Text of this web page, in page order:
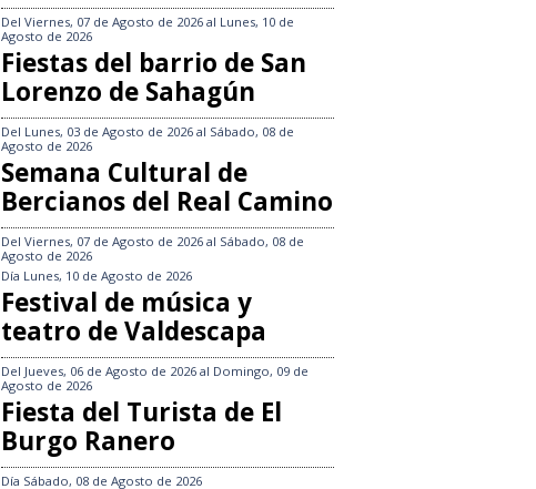
Del Viernes, 07 de Agosto de 2026 al Lunes, 10 de
Agosto de 2026
Fiestas del barrio de San
Lorenzo de Sahagún
Del Lunes, 03 de Agosto de 2026 al Sábado, 08 de
Agosto de 2026
Semana Cultural de
Bercianos del Real Camino
Del Viernes, 07 de Agosto de 2026 al Sábado, 08 de
Agosto de 2026
Día Lunes, 10 de Agosto de 2026
Festival de música y
teatro de Valdescapa
Del Jueves, 06 de Agosto de 2026 al Domingo, 09 de
Agosto de 2026
Fiesta del Turista de El
Burgo Ranero
Día Sábado, 08 de Agosto de 2026